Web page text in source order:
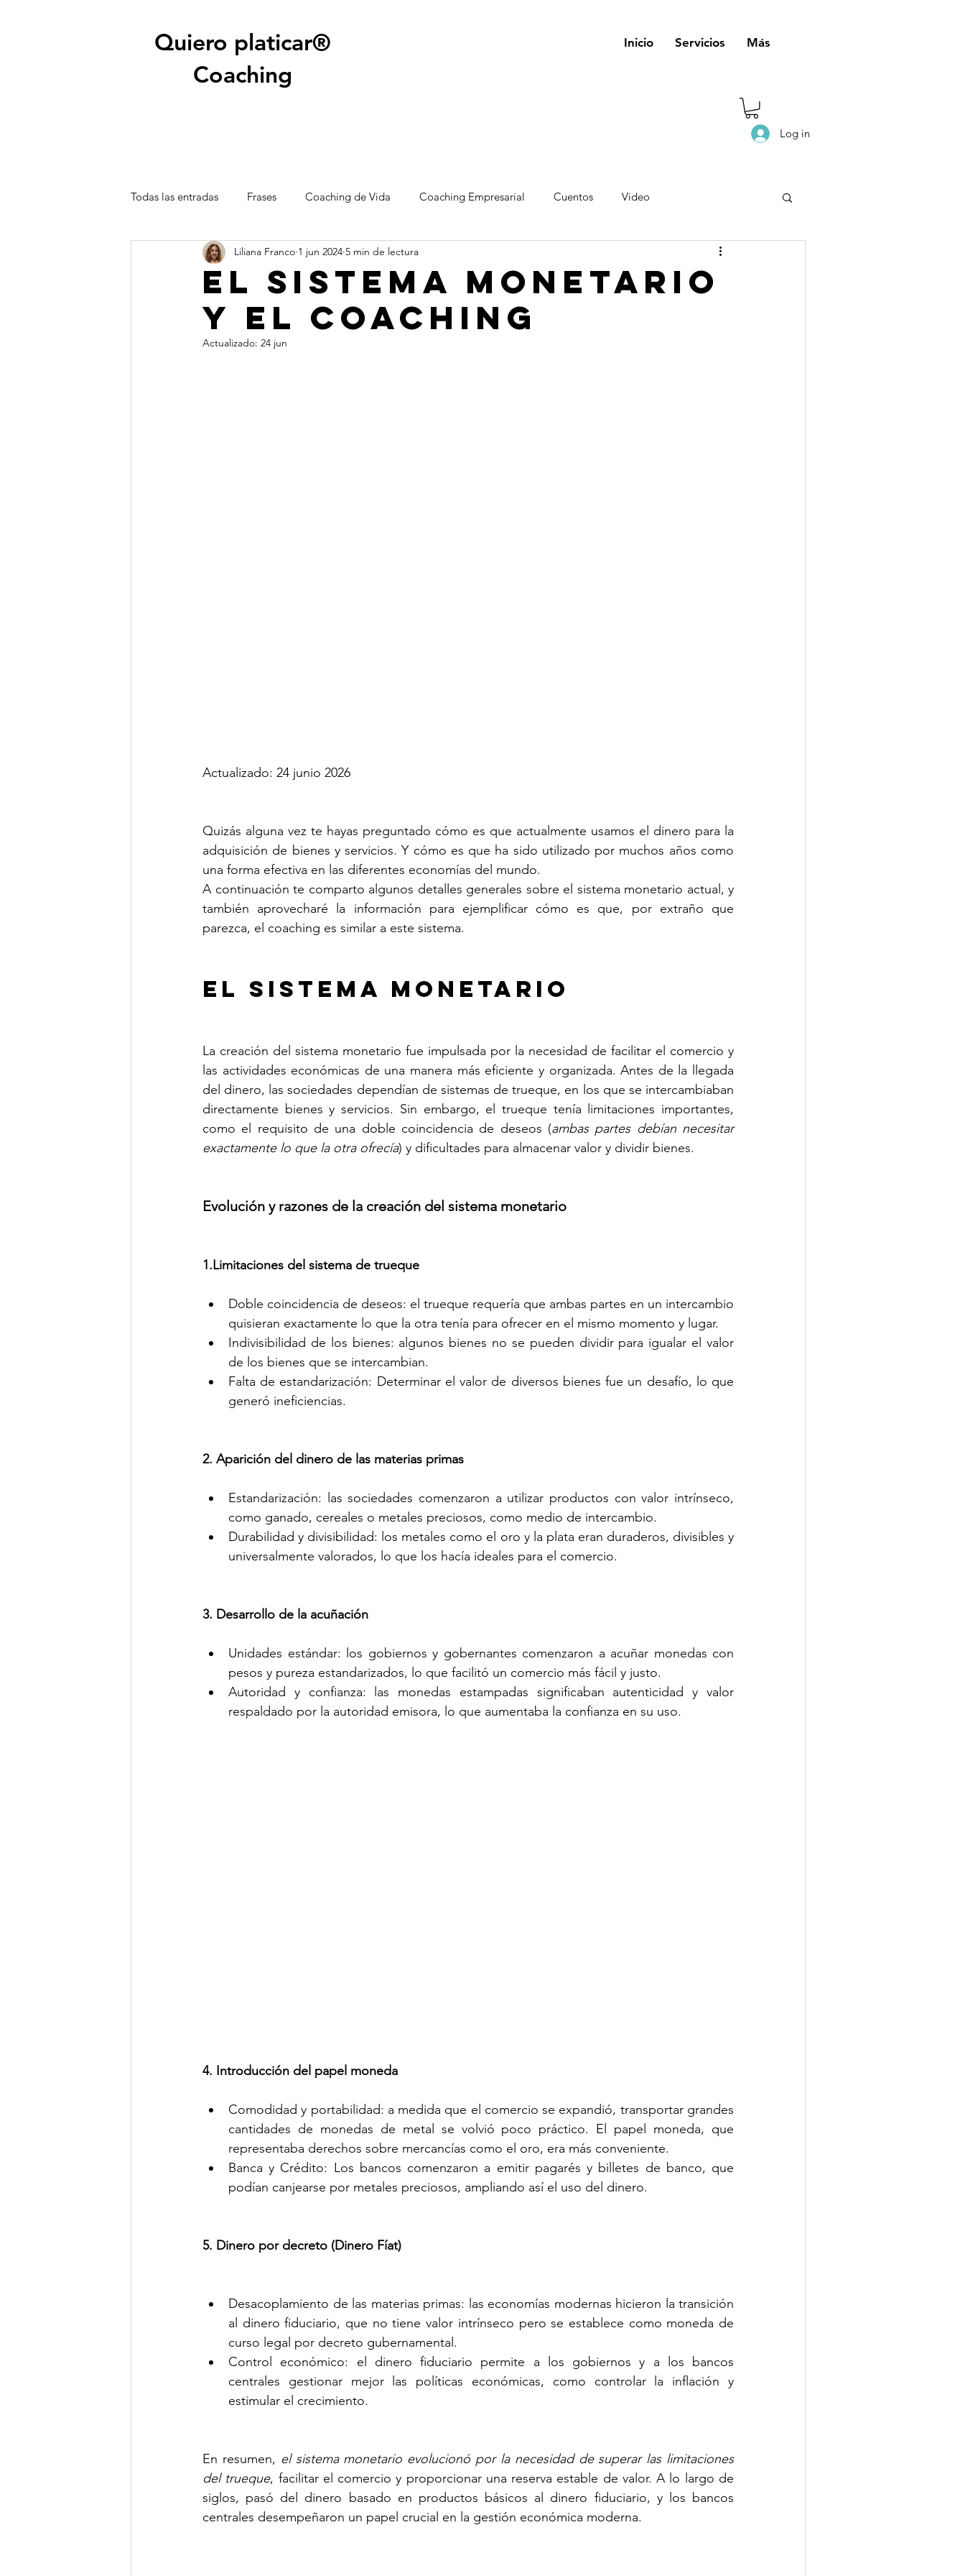
Quiero platicar®
Coaching
Inicio Servicios Más
Log in
Todas las entradas Frases Coaching de Vida Coaching Empresarial Cuentos Video
El Sistema monetario
y el coaching
Liliana Franco 1 jun 2024 5 min de lectura
Actualizado: 24 jun
Actualizado: 24 junio 2026
Quizás alguna vez te hayas preguntado cómo es que actualmente usamos el dinero para la
adquisición de bienes y servicios. Y cómo es que ha sido utilizado por muchos años como
una forma efectiva en las diferentes economías del mundo.
A continuación te comparto algunos detalles generales sobre el sistema monetario actual, y
también aprovecharé la información para ejemplificar cómo es que, por extraño que
parezca, el coaching es similar a este sistema.
El Sistema Monetario
La creación del sistema monetario fue impulsada por la necesidad de facilitar el comercio y
las actividades económicas de una manera más eficiente y organizada. Antes de la llegada
del dinero, las sociedades dependían de sistemas de trueque, en los que se intercambiaban
directamente bienes y servicios. Sin embargo, el trueque tenía limitaciones importantes,
como el requisito de una doble coincidencia de deseos (ambas partes debían necesitar
exactamente lo que la otra ofrecía) y dificultades para almacenar valor y dividir bienes.
Evolución y razones de la creación del sistema monetario
1.Limitaciones del sistema de trueque
Doble coincidencia de deseos: el trueque requería que ambas partes en un intercambio
quisieran exactamente lo que la otra tenía para ofrecer en el mismo momento y lugar.
Indivisibilidad de los bienes: algunos bienes no se pueden dividir para igualar el valor
de los bienes que se intercambian.
Falta de estandarización: Determinar el valor de diversos bienes fue un desafío, lo que
generó ineficiencias.
2. Aparición del dinero de las materias primas
Estandarización: las sociedades comenzaron a utilizar productos con valor intrínseco,
como ganado, cereales o metales preciosos, como medio de intercambio.
Durabilidad y divisibilidad: los metales como el oro y la plata eran duraderos, divisibles y
universalmente valorados, lo que los hacía ideales para el comercio.
3. Desarrollo de la acuñación
Unidades estándar: los gobiernos y gobernantes comenzaron a acuñar monedas con
pesos y pureza estandarizados, lo que facilitó un comercio más fácil y justo.
Autoridad y confianza: las monedas estampadas significaban autenticidad y valor
respaldado por la autoridad emisora, lo que aumentaba la confianza en su uso.
4. Introducción del papel moneda
Comodidad y portabilidad: a medida que el comercio se expandió, transportar grandes
cantidades de monedas de metal se volvió poco práctico. El papel moneda, que
representaba derechos sobre mercancías como el oro, era más conveniente.
Banca y Crédito: Los bancos comenzaron a emitir pagarés y billetes de banco, que
podían canjearse por metales preciosos, ampliando así el uso del dinero.
5. Dinero por decreto (Dinero Fíat)
Desacoplamiento de las materias primas: las economías modernas hicieron la transición
al dinero fiduciario, que no tiene valor intrínseco pero se establece como moneda de
curso legal por decreto gubernamental.
Control económico: el dinero fiduciario permite a los gobiernos y a los bancos
centrales gestionar mejor las políticas económicas, como controlar la inflación y
estimular el crecimiento.
En resumen, el sistema monetario evolucionó por la necesidad de superar las limitaciones
del trueque, facilitar el comercio y proporcionar una reserva estable de valor. A lo largo de
siglos, pasó del dinero basado en productos básicos al dinero fiduciario, y los bancos
centrales desempeñaron un papel crucial en la gestión económica moderna.